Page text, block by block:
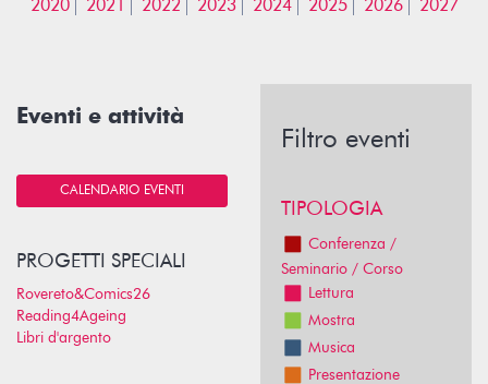
2020
2021 2022 2023 2024 2025 2026 2027
Eventi e attività
CALENDARIO EVENTI
PROGETTI SPECIALI
Rovereto&Comics26
Reading4Ageing
Libri d'argento
Filtro eventi
TIPOLOGIA
Conferenza /
Seminario / Corso
Lettura
Mostra
Musica
Presentazione